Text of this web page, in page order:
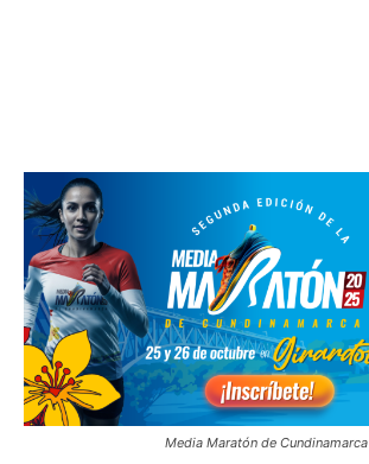
Media Maratón de Cundinamarca